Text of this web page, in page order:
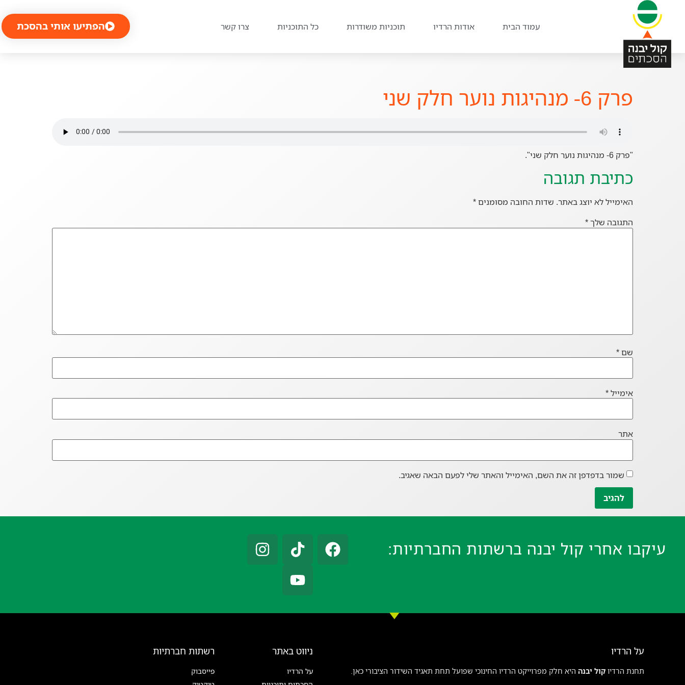
עמוד הבית אודות הרדיו תוכניות משודרות כל התוכניות צרו קשר הפתיעו אותי בהסכת
פרק 6- מנהיגות נוער חלק שני
"פרק 6- מנהיגות נוער חלק שני".
כתיבת תגובה
האימייל לא יוצג באתר. שדות החובה מסומנים*
התגובה שלך*
שם*
אימייל*
אתר
שמור בדפדפן זה את השם, האימייל והאתר שלי לפעם הבאה שאגיב.
עיקבו אחרי קול יבנה ברשתות החברתיות:
על הרדיו
תחנת הרדיו קול יבנה היא חלק מפרוייקט הרדיו החינוכי שפועל תחת תאגיד השידור הציבורי כאן.
ניווט באתר
על הרדיו
רשתות חברתיות
פייסבוק